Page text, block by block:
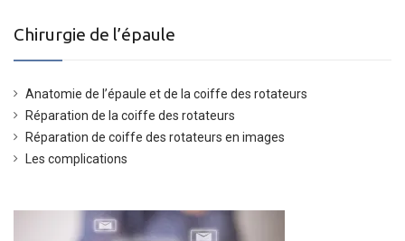
Chirurgie de l’épaule
Anatomie de l’épaule et de la coiffe des rotateurs
Réparation de la coiffe des rotateurs
Réparation de coiffe des rotateurs en images
Les complications